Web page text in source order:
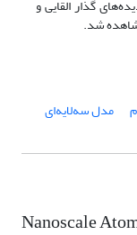
گذار القایی و
شد.
مدل سه‌لایه‌ای
Nanoscale